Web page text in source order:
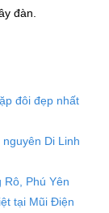
đàn.
đôi đẹp nhất
Di Linh
Phú Yên
tại Mũi Điện